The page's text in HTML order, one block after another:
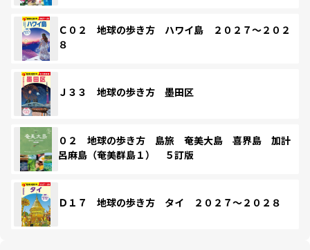
Ｃ０２ 地球の歩き方 ハワイ島 ２０２７～２０２
８
Ｊ３３ 地球の歩き方 墨田区
０２ 地球の歩き方 島旅 奄美大島 喜界島 加計
呂麻島（奄美群島１） ５訂版
Ｄ１７ 地球の歩き方 タイ ２０２７～２０２８